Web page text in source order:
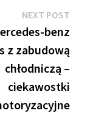
NEXT POSTNext
post:
benz
z zabudową
chłodniczą –
ciekawostki